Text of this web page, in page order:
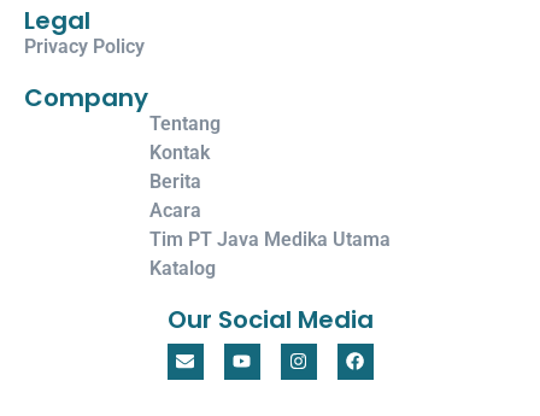
Legal
Privacy Policy
Tentang
Kontak
Berita
Acara
Tim PT Java Medika Utama
Katalog
Company
Our Social Media